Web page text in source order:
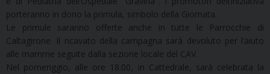
porteranno in dono la primula, simbolo della Giornata.
Le primule saranno offerte anche in tutte le Parrocchie di
Caltagirone. Il ricavato della campagna sarà devoluto per l’aiuto
alle mamme seguite dalla sezione locale del CAV.
Nel pomeriggio, alle ore 18.00, in Cattedrale, sarà celebrata la